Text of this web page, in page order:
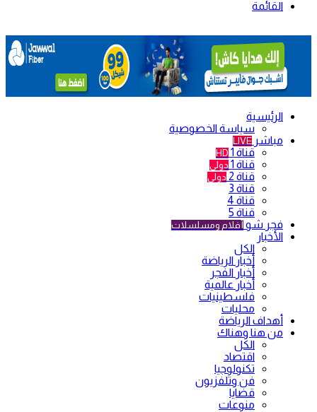
القائمة
الرئيسية
سياسة الخصوصية
مباشر LIVE
قناة 1 HD
قناة 1 دولي
قناة 2 دولي
قناة 3
قناة 4
قناة 5
فجر شو أفلام ومسلسلات
الأخبار
الكل
أخبار الرياضة
أخبار الفجر
أخبار عالمية
فلسطينيات
محليات
أهداف الرياضة
من هنا وهناك
الكل
اقتصاد
تكنولوجيا
فن وتلفزيون
قضايا
منوعات